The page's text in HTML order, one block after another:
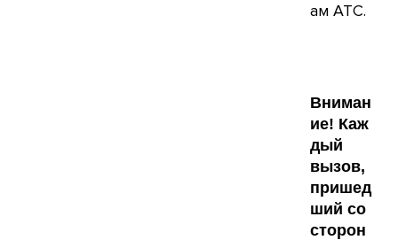
ам АТС.
Вниман
ие! Каж
дый
вызов,
пришед
ший со
сторон